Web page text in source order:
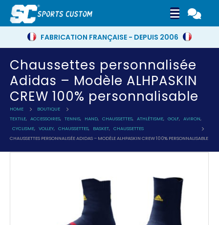
FABRICATION FRANÇAISE - DEPUIS 2006
Chaussettes personnalisée
Adidas – Modèle ALHPASKIN
CREW 100% personnalisable
HOME
BOUTIQUE
TEXTILE, ACCESSOIRES, TENNIS, HAND, CHAUSSETTES, ATHLÉTISME, GOLF, AVIRON,
CYCLISME, VOLLEY, CHAUSSETTES, BASKET, CHAUSSETTES
CHAUSSETTES PERSONNALISÉE ADIDAS – MODÈLE ALHPASKIN CREW 100% PERSONNALISABLE